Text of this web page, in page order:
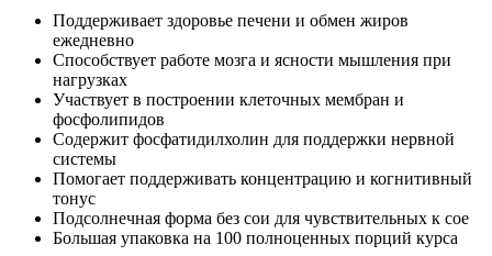
Поддерживает здоровье печени и обмен жиров
ежедневно
Способствует работе мозга и ясности мышления при
нагрузках
Участвует в построении клеточных мембран и
фосфолипидов
Содержит фосфатидилхолин для поддержки нервной
системы
Помогает поддерживать концентрацию и когнитивный
тонус
Подсолнечная форма без сои для чувствительных к сое
Большая упаковка на 100 полноценных порций курса